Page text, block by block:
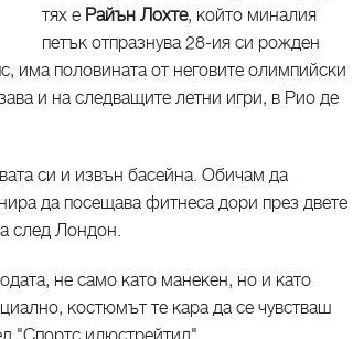
тях е Райън Лохте, който миналия
петък отпразнува 28-ия си рожден
има половината от неговите олимпийски
и на следващите летни игри, в Рио де
си и извън басейна. Обичам да
да посещава фитнеса дори през двете
след Лондон.
не само като манекен, но и като
костюмът те кара да се чувстваш